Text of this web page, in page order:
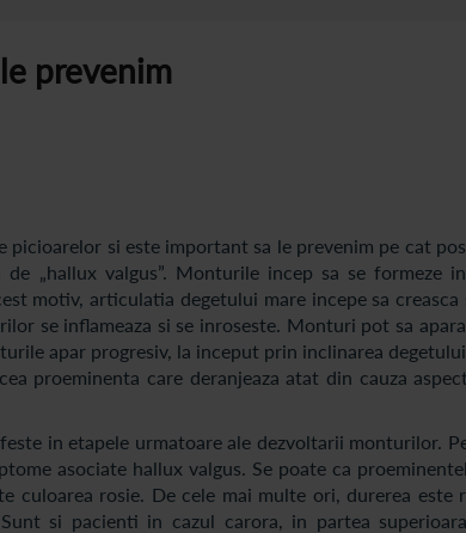
prevenim
si este important sa le prevenim pe cat
„hallux valgus”. Monturile incep sa se formeze
motiv, articulatia degetului mare incepe sa creasca
se inflameaza si se inroseste. Monturi pot sa
apar progresiv, la inceput prin inclinarea
proeminenta care deranjeaza atat din cauza
in etapele urmatoare ale dezvoltarii monturilor.
asociate hallux valgus. Se poate ca
culoarea rosie. De cele mai multe ori, durerea este
si pacienti in cazul carora, in partea